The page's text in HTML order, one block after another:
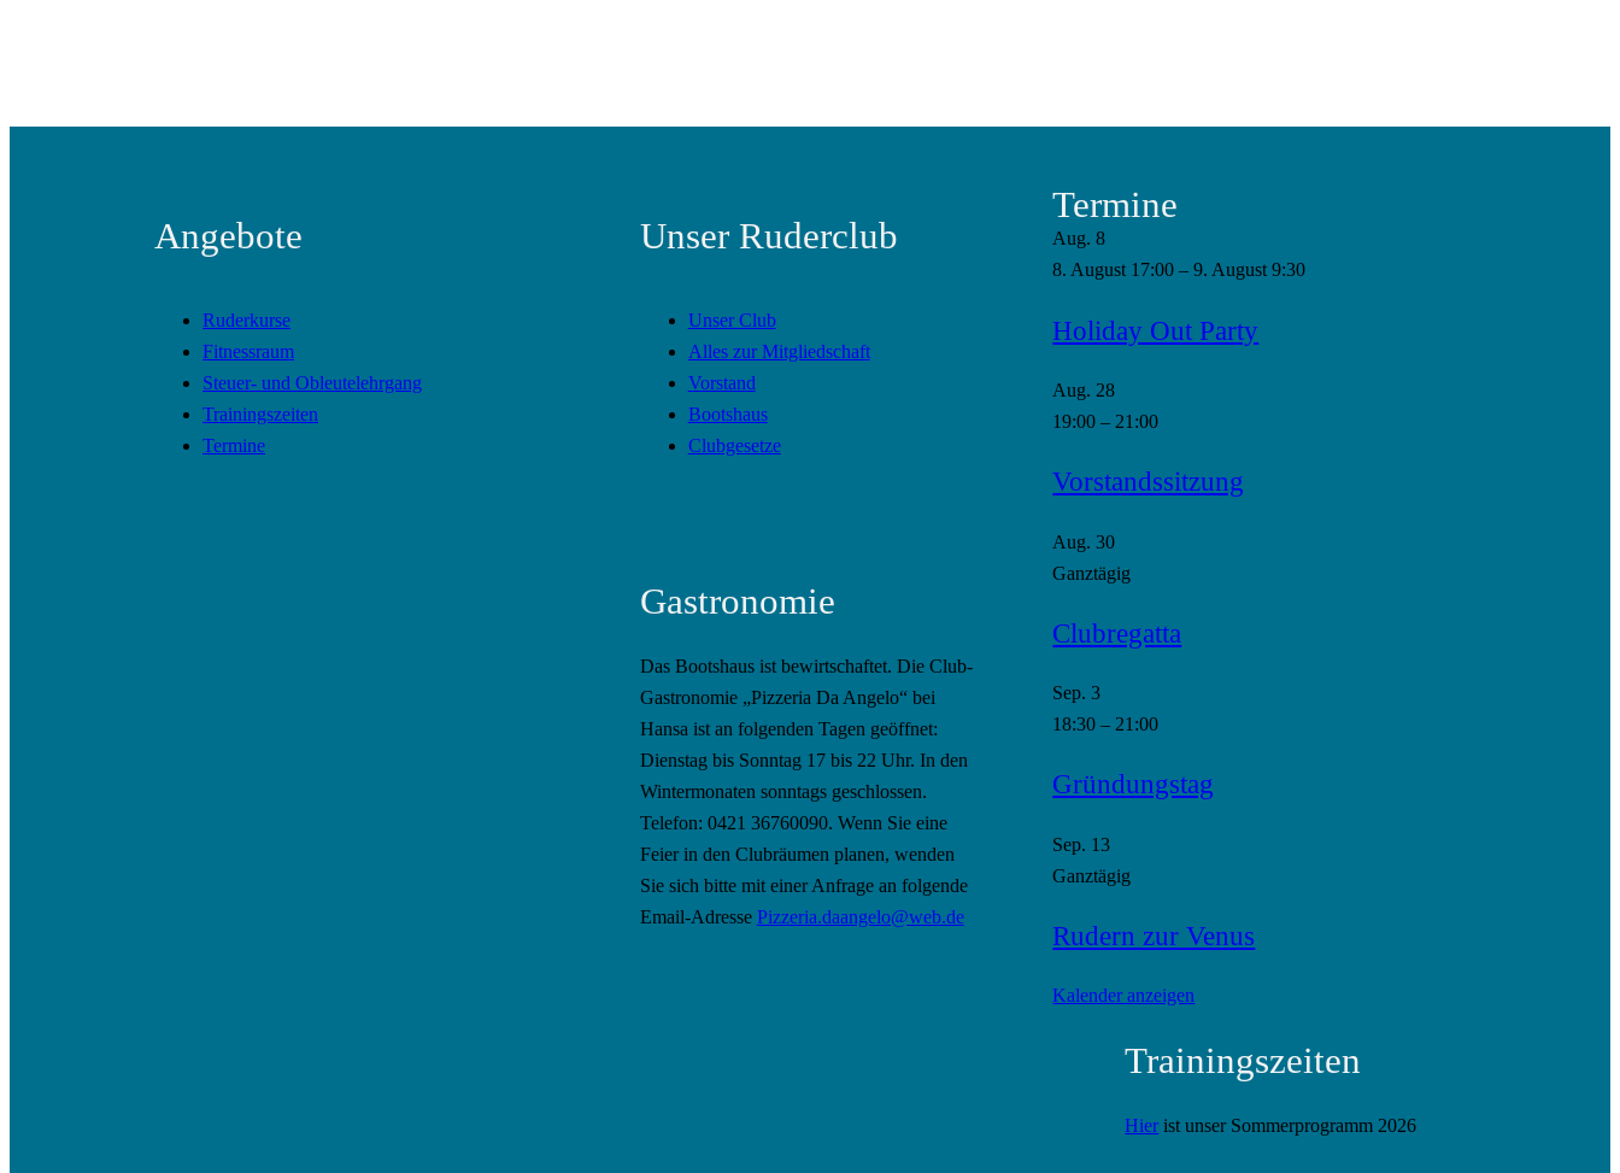
Angebote
Ruderkurse
Fitnessraum
Steuer- und Obleutelehrgang
Trainingszeiten
Termine
Unser Ruderclub
Unser Club
Alles zur Mitgliedschaft
Vorstand
Bootshaus
Clubgesetze
Gastronomie
Das Bootshaus ist bewirtschaftet. Die Club-
Gastronomie „Pizzeria Da Angelo“ bei
Hansa ist an folgenden Tagen geöffnet:
Dienstag bis Sonntag 17 bis 22 Uhr. In den
Wintermonaten sonntags geschlossen.
Telefon: 0421 36760090. Wenn Sie eine
Feier in den Clubräumen planen, wenden
Sie sich bitte mit einer Anfrage an folgende
Email-Adresse Pizzeria.daangelo@web.de
Termine
Aug.8
8. August 17:00 –9. August 9:30
Holiday Out Party
Aug. 28
19:00 – 21:00
Vorstandssitzung
Aug.30
Ganztägig
Clubregatta
Sep.3
18:30 – 21:00
Gründungstag
Sep. 13
Ganztägig
Rudern zur Venus
Kalender anzeigen
Trainingszeiten
Hier ist unser Sommerprogramm 2026